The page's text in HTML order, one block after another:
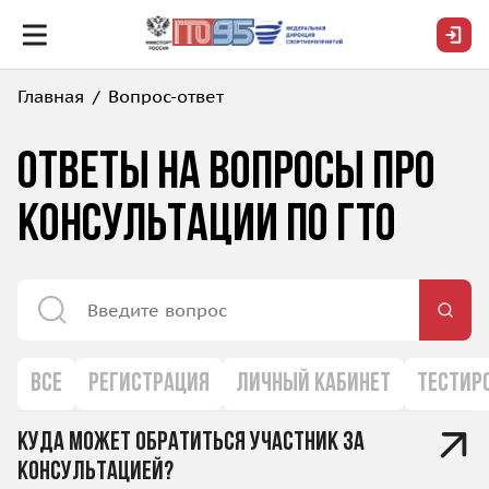
Главная Вопрос-ответ
Ответы на вопросы про
консультации по ГТО
ВСЕ РЕГИСТРАЦИЯ ЛИЧНЫЙ КАБИНЕТ
Куда может обратиться участник за
консультацией?